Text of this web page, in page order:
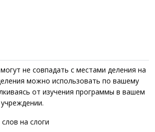
не совпадать с местами деления на
можно использовать по вашему
от изучения программы в вашем
на слоги